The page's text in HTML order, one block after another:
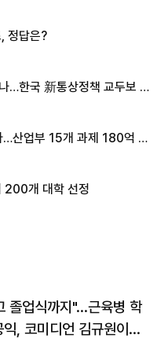
정답은?
…한국 新통상정책 교두보 활
…산업부 15개 과제 180억 지
200개 대학 선정
졸업식까지"…근육병 학
, 코미디언 김규원이었